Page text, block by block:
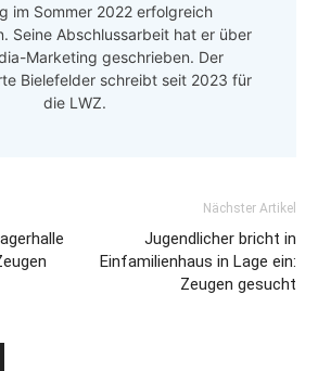
im Sommer 2022 erfolgreich
Seine Abschlussarbeit hat er über
Marketing geschrieben. Der
Bielefelder schreibt seit 2023 für
die LWZ.
Nächster Artikel
Jugendlicher bricht in
Einfamilienhaus in Lage ein:
Zeugen gesucht